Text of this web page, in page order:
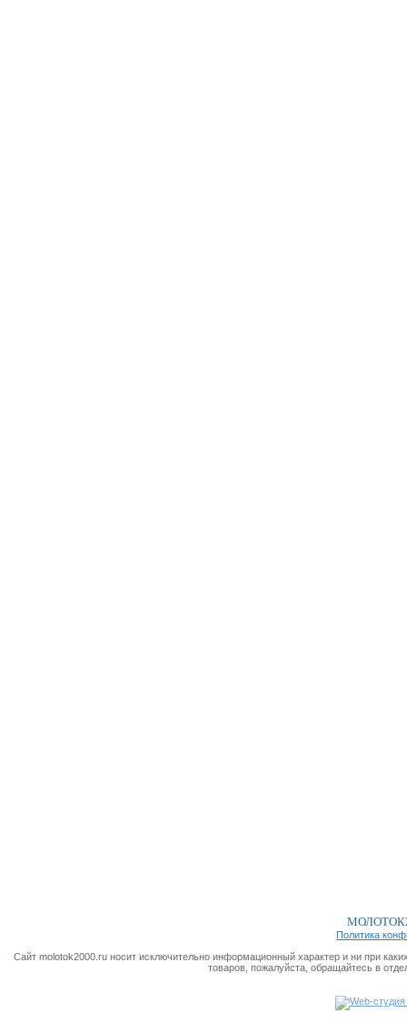
Политика
Сайт molotok2000.ru носит исключительно информационный характер и ни при
товаров, пожалуйста, обращайтесь в